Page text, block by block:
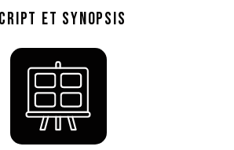
ET SYNOPSIS